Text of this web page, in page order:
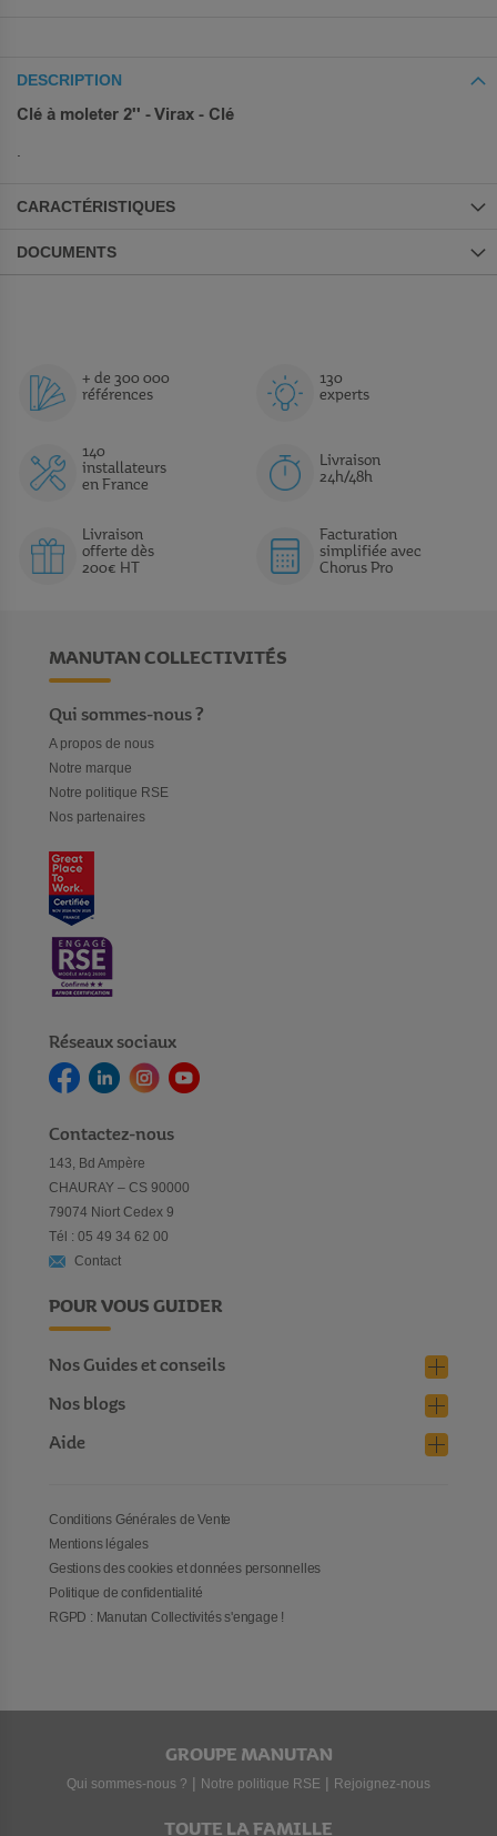
DESCRIPTION
Clé à moleter 2'' - Virax - Clé
CARACTÉRISTIQUES
DOCUMENTS
+ de 300 000
références
130
experts
140
installateurs
en France
Livraison
24h/48h
Livraison
offerte dès
200€ HT
Facturation
simplifiée avec
Chorus Pro
MANUTAN COLLECTIVITÉS
Qui sommes-nous ?
A propos de nous
Notre marque
Notre politique RSE
Nos partenaires
Réseaux sociaux
Contactez-nous
143, Bd Ampère
CHAURAY – CS 90000
79074 Niort Cedex 9
Tél : 05 49 34 62 00
Contact
POUR VOUS GUIDER
Nos Guides et conseils
Nos blogs
Aide
Conditions Générales de Vente
Mentions légales
Gestions des cookies et données personnelles
Politique de confidentialité
RGPD : Manutan Collectivités s'engage !
GROUPE MANUTAN
Qui sommes-nous ? | Notre politique RSE | Rejoignez-nous
TOUTE LA FAMILLE